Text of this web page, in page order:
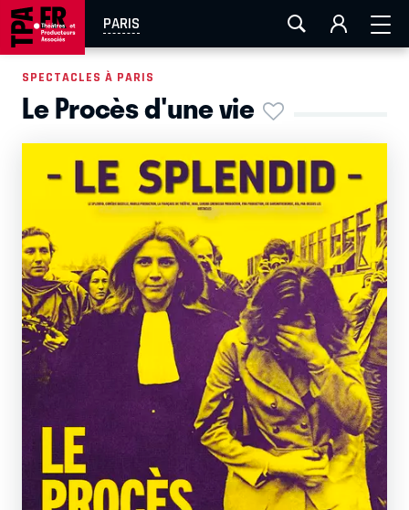
PARIS
AIX-MARSEILLE LA ROCHELLE
EN TOURNÉE
SPECTACLES À PARIS
Le Procès d'une vie